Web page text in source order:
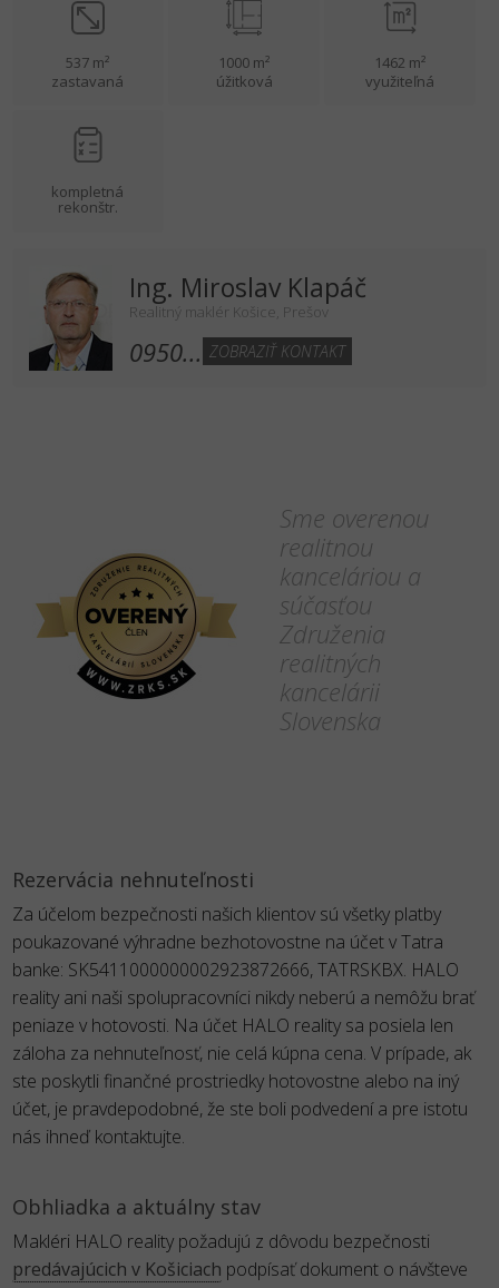
537 m²
zastavaná
1000 m²
úžitková
1462 m²
využiteľná
kompletná
rekonštr.
Ing. Miroslav Klapáč
Realitný maklér Košice, Prešov
0950... ZOBRAZIŤ KONTAKT
Sme overenou
realitnou
kanceláriou a
súčasťou
Združenia
realitných
kancelárii
Slovenska
Rezervácia nehnuteľnosti
Za účelom bezpečnosti našich klientov sú všetky platby
poukazované výhradne bezhotovostne na účet v Tatra
banke: SK5411000000002923872666, TATRSKBX. HALO
reality ani naši spolupracovníci nikdy neberú a nemôžu brať
peniaze v hotovosti. Na účet HALO reality sa posiela len
záloha za nehnuteľnosť, nie celá kúpna cena. V prípade, ak
ste poskytli finančné prostriedky hotovostne alebo na iný
účet, je pravdepodobné, že ste boli podvedení a pre istotu
nás ihneď kontaktujte.
Obhliadka a aktuálny stav
Makléri HALO reality požadujú z dôvodu bezpečnosti
predávajúcich v Košiciach podpísať dokument o návšteve